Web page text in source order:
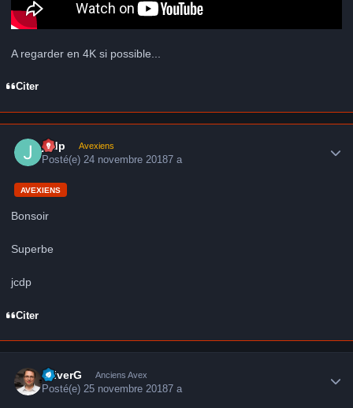
A regarder en 4K si possible...
Citer
jcdp Avexiens
Posté(e)24 novembre 20187 a
AVEXIENS
Bonsoir
Superbe
jcdp
Citer
OliverG Anciens Avex
Posté(e)25 novembre 20187 a